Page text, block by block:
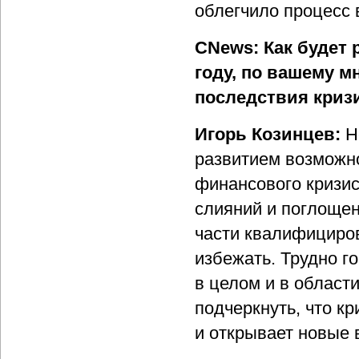
облегчило
CNews: Как
году, по вашему
последствия
Игорь Козинцев:
развитием
финансового
слияний и
части
избежать. Трудно
в целом и в
подчеркнуть, что
и открывает новые